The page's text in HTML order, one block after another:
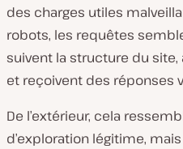
des charges utiles
robots, les requêtes
suivent la structure du site,
et reçoivent des réponses
De l’extérieur, cela
d’exploration légitime,